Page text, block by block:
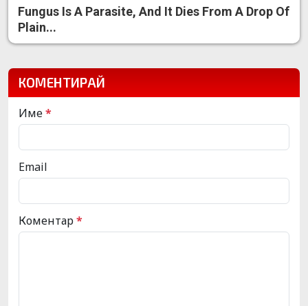
Fungus Is A Parasite, And It Dies From A Drop Of
Plain...
КОМЕНТИРАЙ
Име*
Email
Коментар*